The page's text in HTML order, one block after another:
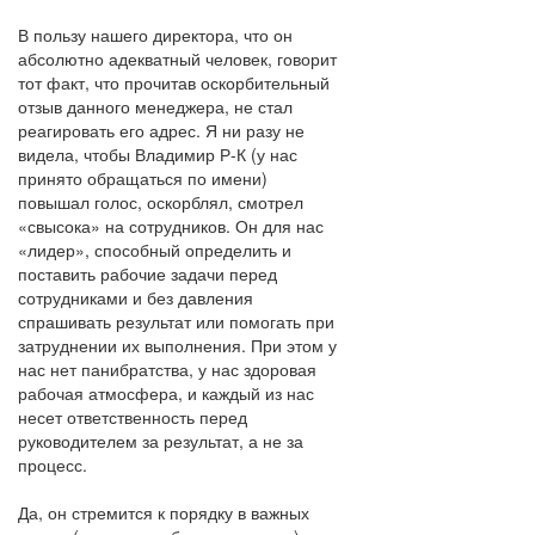
В пользу нашего директора, что он
абсолютно адекватный человек, говорит
тот факт, что прочитав оскорбительный
отзыв данного менеджера, не стал
реагировать его адрес. Я ни разу не
видела, чтобы Владимир Р-К (у нас
принято обращаться по имени)
повышал голос, оскорблял, смотрел
«свысока» на сотрудников. Он для нас
«лидер», способный определить и
поставить рабочие задачи перед
сотрудниками и без давления
спрашивать результат или помогать при
затруднении их выполнения. При этом у
нас нет панибратства, у нас здоровая
рабочая атмосфера, и каждый из нас
несет ответственность перед
руководителем за результат, а не за
процесс.
Да, он стремится к порядку в важных